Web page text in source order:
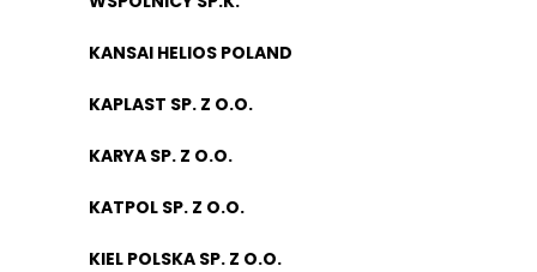
KANSAI HELIOS POLAND
KAPLAST SP. Z O.O.
KARYA SP. Z O.O.
KATPOL SP. Z O.O.
KIEL POLSKA SP. Z O.O.